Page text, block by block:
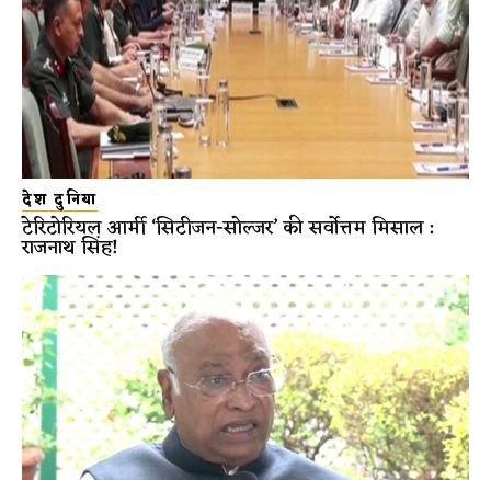
देश दुनिया
टेरिटोरियल आर्मी ‘सिटीजन-सोल्जर’ की सर्वोत्तम मिसाल :
राजनाथ सिंह!